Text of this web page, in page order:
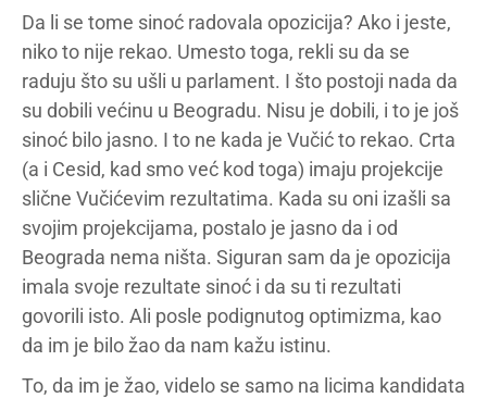
Da li se tome sinoć radovala opozicija? Ako i jeste,
niko to nije rekao. Umesto toga, rekli su da se
raduju što su ušli u parlament. I što postoji nada da
su dobili većinu u Beogradu. Nisu je dobili, i to je još
sinoć bilo jasno. I to ne kada je Vučić to rekao. Crta
(a i Cesid, kad smo već kod toga) imaju projekcije
slične Vučićevim rezultatima. Kada su oni izašli sa
svojim projekcijama, postalo je jasno da i od
Beograda nema ništa. Siguran sam da je opozicija
imala svoje rezultate sinoć i da su ti rezultati
govorili isto. Ali posle podignutog optimizma, kao
da im je bilo žao da nam kažu istinu.
To, da im je žao, videlo se samo na licima kandidata